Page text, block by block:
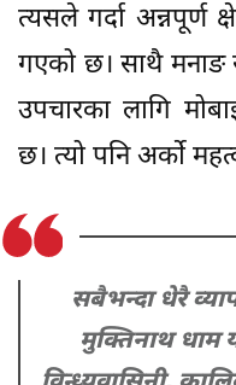
त्यसले गर्दा अन्नपूर्ण
गएको छ। साथै मनाङ
उपचारका लागि
छ। त्यो पनि अर्को
सबैभन्दा धेरै
मुक्तिनाथ धाम